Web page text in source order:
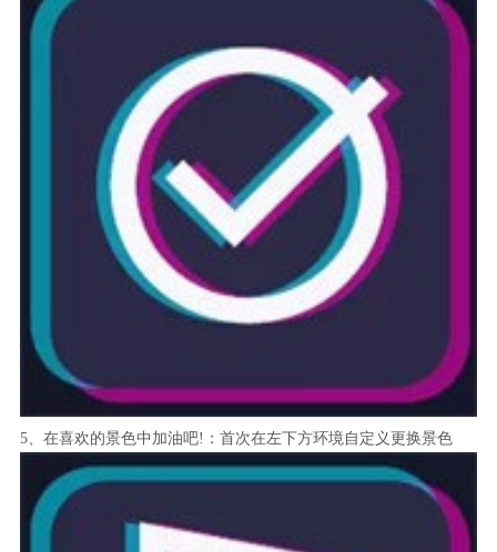
5、在喜欢的景色中加油吧!：首次在左下方环境自定义更换景色